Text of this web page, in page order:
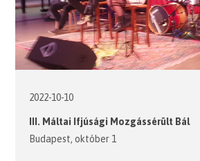
2022-10-10
III. Máltai Ifjúsági Mozgássérült Bál
Budapest, október 1